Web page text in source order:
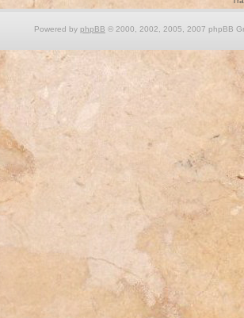
Powered by phpBB © 2000, 2002, 2005, 2007 phpBB